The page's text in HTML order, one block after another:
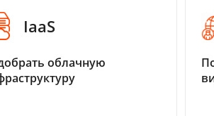
IaaS
облачную